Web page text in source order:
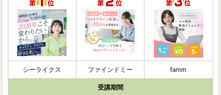
シーライクス ファインドミー famm
受講期間